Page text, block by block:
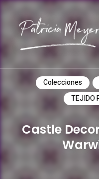
PATRICIA
Do it yourself
Colecciones
TEJIDO
Castle